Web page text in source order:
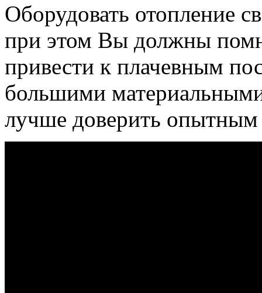
Оборудовать отопление
при этом Вы должны
привести к плачевным
большими
лучше доверить опытным